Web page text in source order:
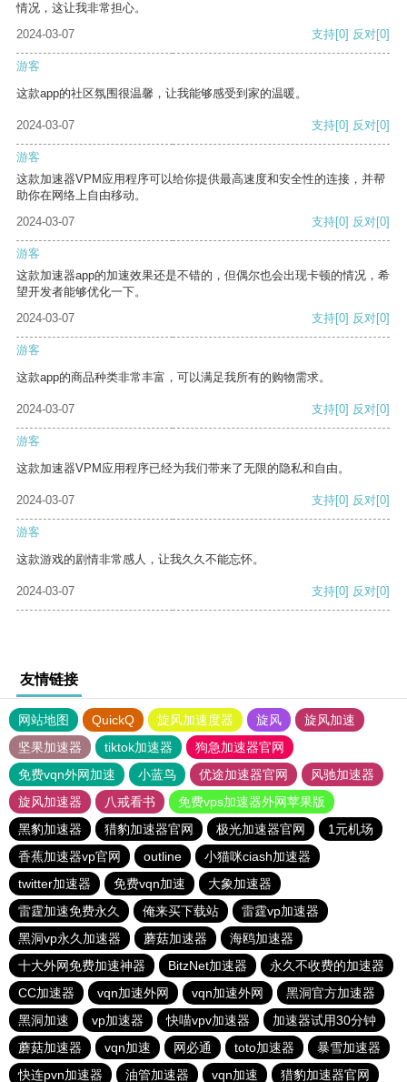
情况，这让我非常担心。
2024-03-07
支持[0] 反对[0]
游客
这款app的社区氛围很温馨，让我能够感受到家的温暖。
2024-03-07 支持[0] 反对[0]
游客
这款加速器VPM应用程序可以给你提供最高速度和安全性的连接，并帮
助你在网络上自由移动。
2024-03-07
支持[0] 反对[0]
游客
这款加速器app的加速效果还是不错的，但偶尔也会出现卡顿的情况，希
望开发者能够优化一下。
2024-03-07
支持[0] 反对[0]
游客
这款app的商品种类非常丰富，可以满足我所有的购物需求。
2024-03-07 支持[0] 反对[0]
游客
这款加速器VPM应用程序已经为我们带来了无限的隐私和自由。
2024-03-07 支持[0] 反对[0]
游客
这款游戏的剧情非常感人，让我久久不能忘怀。
2024-03-07 支持[0] 反对[0]
友情链接
网站地图 QuickQ 旋风加速度器 旋风
旋风加速
坚果加速器
tiktok加速器
狗急加速器官网
免费vqn外网加速
小蓝鸟 优途加速器官网
风驰加速器
旋风加速器
八戒看书
免费vps加速器外网苹果版
黑豹加速器
猎豹加速器官网 极光加速器官网
1元机场
香蕉加速器vp官网
outline
小猫咪ciash加速器
twitter加速器
免费vqn加速
大象加速器
雷霆加速免费永久
俺来买下载站
雷霆vp加速器
黑洞vp永久加速器
蘑菇加速器
海鸥加速器
十大外网免费加速神器
BitzNet加速器
永久不收费的加速器
CC加速器
vqn加速外网 vqn加速外网
黑洞官方加速器
黑洞加速
vp加速器 快喵vpv加速器
加速器试用30分钟
蘑菇加速器
vqn加速 网必通 toto加速器
暴雪加速器
快连pvn加速器
油管加速器 vqn加速 猎豹加速器官网